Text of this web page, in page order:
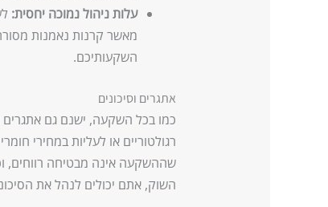
עלות ניהול נמוכה יחסית:
מאשר קרנות נאמנות
השקעותיכם.
אתגרים וסיכונים
כמו בכל השקעה, ישנם גם אתגרים
רגולטוריים או לעליות במחירי
שההשקעה אינה מבטיחה רווחים,
השוק, אתם יכולים לנהל את